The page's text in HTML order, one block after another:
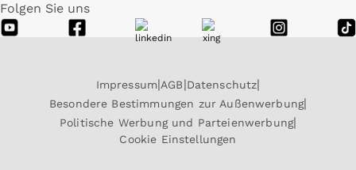
Folgen Sie uns
Impressum AGB Datenschutz
Besondere Bestimmungen zur Außenwerbung
Politische Werbung und Parteienwerbung
Cookie Einstellungen